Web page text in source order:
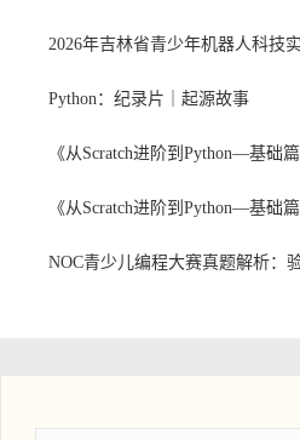
2026年吉林省青少年机器人科技
Python：纪录片｜起源故事
《从Scratch进阶到Python—基础
《从Scratch进阶到Python—基础
NOC青少儿编程大赛真题解析：